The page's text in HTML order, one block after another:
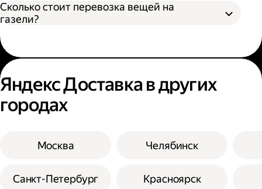
Сколько стоит перевозка вещей на
газели?
Яндекс Доставка в других
городах
Москва
Санкт-Петербург
Челябинск
Красноярск